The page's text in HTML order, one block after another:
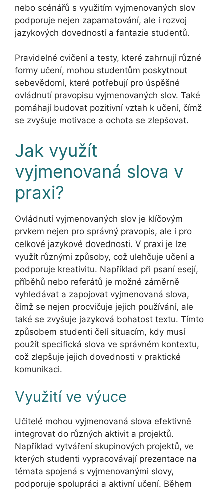
nebo scénářů s využitím vyjmenovaných slov
podporuje nejen zapamatování, ale i rozvoj
jazykových dovedností a fantazie studentů.
Pravidelné cvičení a testy, které zahrnují různé
formy učení, mohou studentům poskytnout
sebevědomí, které potřebují pro úspěšné
ovládnutí pravopisu vyjmenovaných slov. Také
pomáhají budovat pozitivní vztah k učení, čímž
se zvyšuje motivace a ochota se zlepšovat.
Jak využít
vyjmenovaná slova v
praxi?
Ovládnutí vyjmenovaných slov je klíčovým
prvkem nejen pro správný pravopis, ale i pro
celkové jazykové dovednosti. V praxi je lze
využít různými způsoby, což ulehčuje učení a
podporuje kreativitu. Například při psaní esejí,
příběhů nebo referátů je možné záměrně
vyhledávat a zapojovat vyjmenovaná slova,
čímž se nejen procvičuje jejich používání, ale
také se zvyšuje jazyková bohatost textu. Tímto
způsobem studenti čelí situacím, kdy musí
použít specifická slova ve správném kontextu,
což zlepšuje jejich dovednosti v praktické
komunikaci.
Využití ve výuce
Učitelé mohou vyjmenovaná slova efektivně
integrovat do různých aktivit a projektů.
Například vytváření skupinových projektů, ve
kterých studenti vypracovávají prezentace na
témata spojená s vyjmenovanými slovy,
podporuje spolupráci a aktivní učení. Během